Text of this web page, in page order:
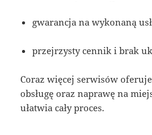
gwarancja na wykonaną
przejrzysty cennik i brak
Coraz więcej serwisów
obsługę oraz naprawę na
ułatwia cały proces.